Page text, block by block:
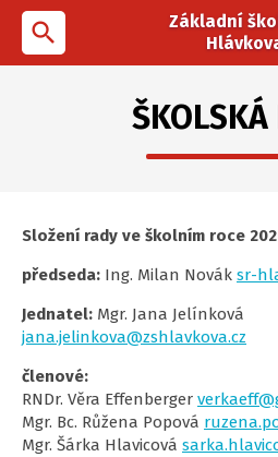
search
Základní
ŠKOLSKÁ
Složení rady ve školním roce
předseda: Ing. Milan Novák sr-
Jednatel: Mgr. Jana Jelínková
jana.jelinkova@zshlavkova.cz
členové:
RNDr. Věra Effenberger
Mgr. Bc. Růžena Popová
Mgr. Šárka Hlavicová